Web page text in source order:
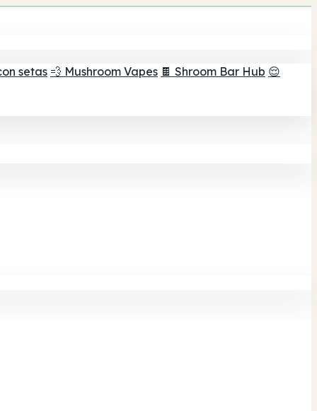
setas 💨 Mushroom Vapes 🍫 Shroom Bar Hub 😌